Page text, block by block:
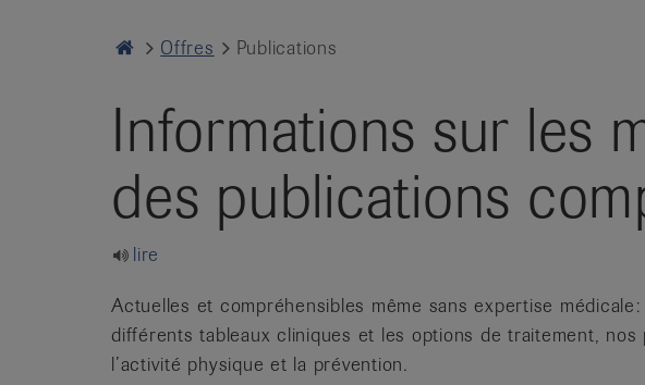
Home
Offres Publications
Informations sur les
des publications
lire
Actuelles et compréhensibles même sans expertise
différents tableaux cliniques et les options de traitement, nos
l’activité physique et la prévention.